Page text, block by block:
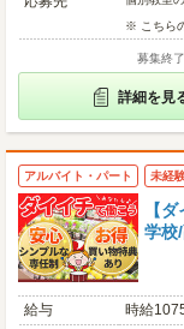
※ こちら
募集終
詳細を見
アルバイト・パート 未経
【
学校
給与
時給